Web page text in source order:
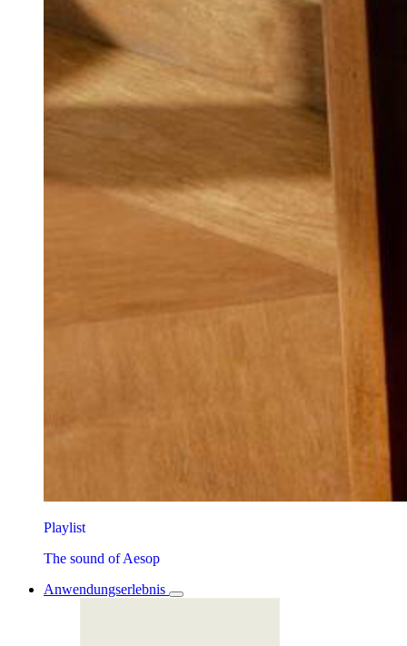
Playlist
The sound of Aesop
Anwendungserlebnis